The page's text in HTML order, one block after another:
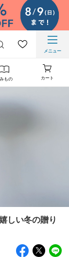
メニュー
もの カート
しい冬の贈り